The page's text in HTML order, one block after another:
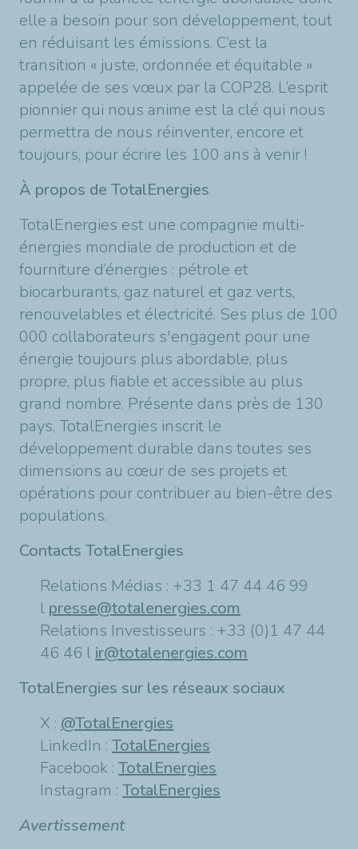
elle a besoin pour son développement, tout
en réduisant les émissions. C’est la
transition « juste, ordonnée et équitable »
appelée de ses vœux par la COP28. L’esprit
pionnier qui nous anime est la clé qui nous
permettra de nous réinventer, encore et
toujours, pour écrire les 100 ans à venir !
À propos de TotalEnergies
TotalEnergies est une compagnie multi-
énergies mondiale de production et de
fourniture d’énergies : pétrole et
biocarburants, gaz naturel et gaz verts,
renouvelables et électricité. Ses plus de 100
000 collaborateurs s'engagent pour une
énergie toujours plus abordable, plus
propre, plus fiable et accessible au plus
grand nombre. Présente dans près de 130
pays, TotalEnergies inscrit le
développement durable dans toutes ses
dimensions au cœur de ses projets et
opérations pour contribuer au bien-être des
populations.
Contacts TotalEnergies
Relations Médias : +33 1 47 44 46 99
l presse@totalenergies.com
Relations Investisseurs : +33 (0)1 47 44
46 46 l ir@totalenergies.com
TotalEnergies sur les réseaux sociaux
X : @TotalEnergies
LinkedIn : TotalEnergies
Facebook : TotalEnergies
Instagram : TotalEnergies
Avertissement